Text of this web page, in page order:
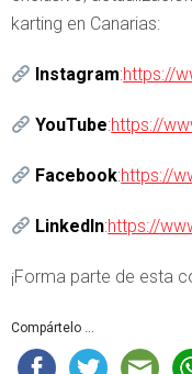
karting en Canarias:
Instagram:https://
YouTube:https://
Facebook:https://
LinkedIn:https://
¡Forma parte de esta
Compártelo ...